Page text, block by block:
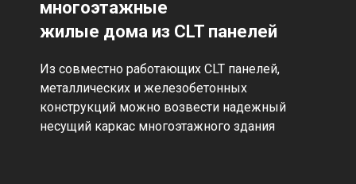
многоэтажные
жилые дома из CLT панелей
Из совместно работающих CLT панелей,
металлических и железобетонных
конструкций можно возвести надежный
несущий каркас многоэтажного здания